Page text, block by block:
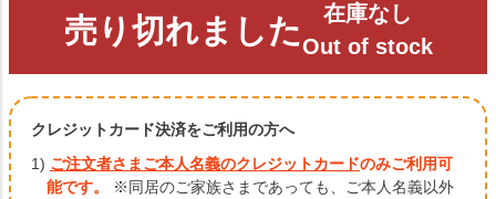
売り切れました
在庫なし
Out of stock
クレジットカード決済をご利用の方へ
1) ご注文者さまご本人名義のクレジットカードのみご利用可
能です。
※同居のご家族さまであっても、ご本人名義以外